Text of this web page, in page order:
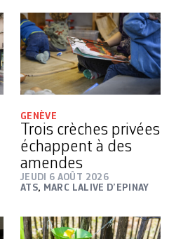
GENÈVE
Trois crèches privées
échappent à des
amendes
JEUDI 6 AOÛT 2026
ATS, MARC LALIVE D’EPINAY